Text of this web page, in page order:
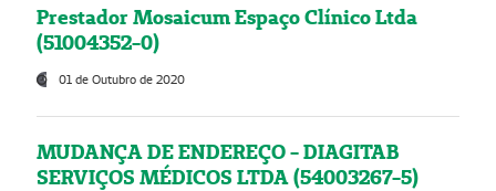
Prestador Mosaicum Espaço Clínico Ltda
(51004352-0)
01 de Outubro de 2020
MUDANÇA DE ENDEREÇO - DIAGITAB
SERVIÇOS MÉDICOS LTDA (54003267-5)